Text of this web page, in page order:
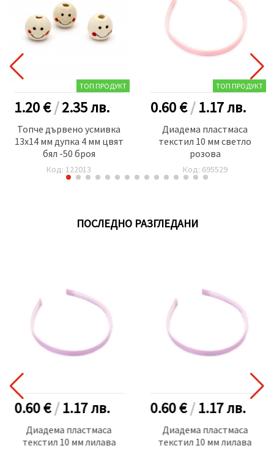
ТОП ПРОДУКТ
1.20 €/2.35лв.
Топче дървено усмивка
13x14 мм дупка 4 мм цвят
бял -50 броя
Код: 122013
ТОП ПРОДУКТ
0.60 €/1.17лв.
Диадема пластмаса
текстил 10 мм светло
розова
Код: 695529
ПОСЛЕДНО РАЗГЛЕДАНИ
0.60 €/1.17лв.
Диадема пластмаса
текстил 10 мм лилава
0.60 €/1.17лв.
Диадема пластмаса
текстил 10 мм лилава